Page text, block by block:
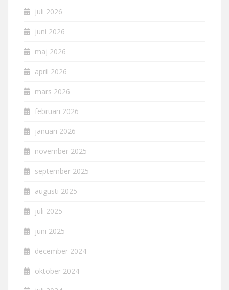
juli 2026
juni 2026
maj 2026
april 2026
mars 2026
februari 2026
januari 2026
november 2025
september 2025
augusti 2025
juli 2025
juni 2025
december 2024
oktober 2024